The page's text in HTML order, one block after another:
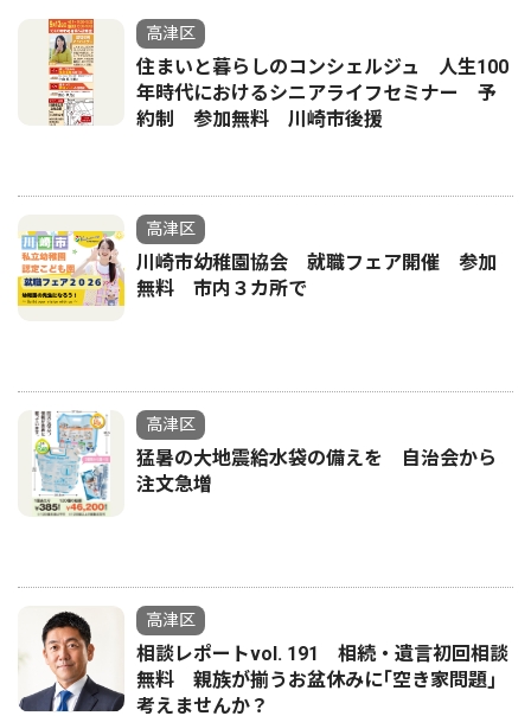
高津区
住まいと暮らしのコンシェルジュ 人生100
年時代におけるシニアライフセミナー 予
約制 参加無料 川崎市後援
高津区
川崎市幼稚園協会 就職フェア開催 参加
無料 市内３カ所で
高津区
猛暑の大地震給水袋の備えを 自治会から
注文急増
高津区
相談レポートvol. 191 相続・遺言初回相談
無料 親族が揃うお盆休みに｢空き家問題｣
考えませんか？